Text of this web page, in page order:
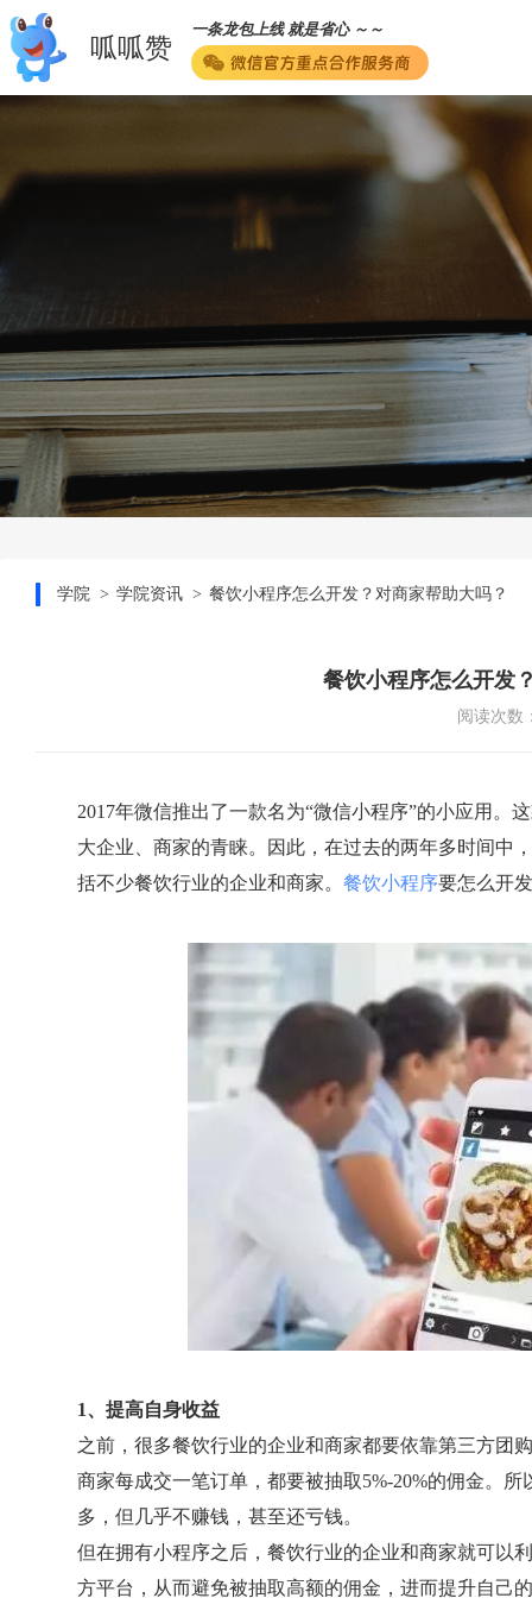
呱呱赞
一条龙包上线 就是省心 ～～
学院 学院资讯 餐饮小程序怎么开发？对商家帮助大吗？
餐饮小程序怎么开发
阅读次数
2017年微信推出了一款名为“微信小程序”的小应用。
大企业、商家的青睐。因此，在过去的两年多时间中
括不少餐饮行业的企业和商家。 餐饮小程序要怎么开
1、提高自身收益
之前，很多餐饮行业的企业和商家都要依靠第三方团
商家每成交一笔订单，都要被抽取5%-20%的佣金。
多，但几乎不赚钱，甚至还亏钱。
但在拥有小程序之后，餐饮行业的企业和商家就可以
方平台，从而避免被抽取高额的佣金，进而提升自己